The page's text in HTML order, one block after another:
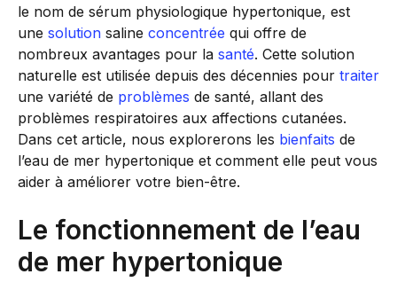
le nom de sérum physiologique hypertonique, est
une solution saline concentrée qui offre de
nombreux avantages pour la santé. Cette solution
naturelle est utilisée depuis des décennies pour traiter
une variété de problèmes de santé, allant des
problèmes respiratoires aux affections cutanées.
Dans cet article, nous explorerons les bienfaits de
l’eau de mer hypertonique et comment elle peut vous
aider à améliorer votre bien-être.
Le fonctionnement de l’eau
de mer hypertonique